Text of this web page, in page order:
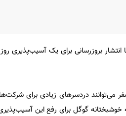
بروزرسانی برای یک آسیب‌پذیری
دردسرهای زیادی برای شرکت‌ها
خوشبختانه گوگل برای رفع این